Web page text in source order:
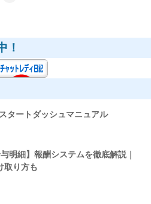
！
タートダッシュマニュアル
明細】報酬システムを徹底解説｜
取り方も